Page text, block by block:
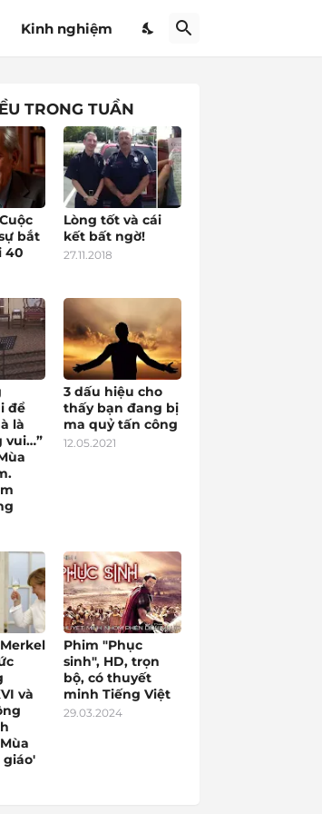
Kinh nghiệm
TRONG TUẦN
bắt
40
Lòng tốt và cái
kết bất ngờ!
27.11.2018
để
là
vui…”
3 dấu hiệu cho
thấy bạn đang bị
ma quỷ tấn công
12.05.2021
và
giáo'
Phim "Phục
sinh", HD, trọn
bộ, có thuyết
minh Tiếng Việt
29.03.2024